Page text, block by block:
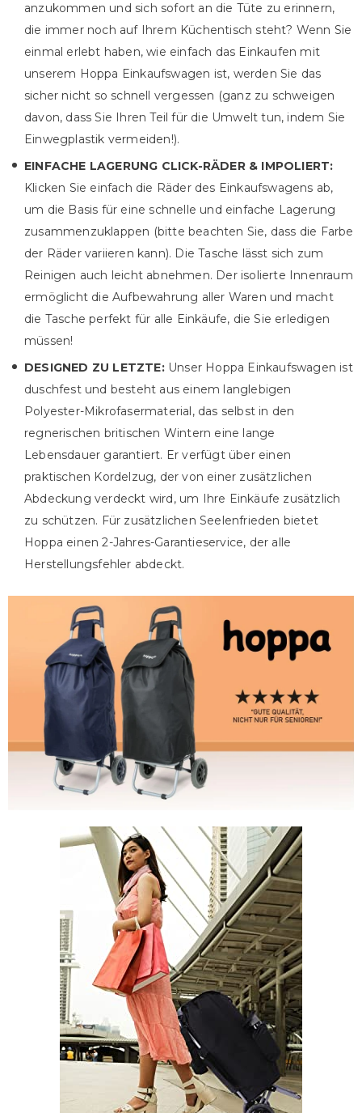
anzukommen und sich sofort an die Tüte zu erinnern,
die immer noch auf Ihrem Küchentisch steht? Wenn Sie
einmal erlebt haben, wie einfach das Einkaufen mit
unserem Hoppa Einkaufswagen ist, werden Sie das
sicher nicht so schnell vergessen (ganz zu schweigen
davon, dass Sie Ihren Teil für die Umwelt tun, indem Sie
Einwegplastik vermeiden!).
EINFACHE LAGERUNG CLICK-RÄDER & IMPOLIERT:
Klicken Sie einfach die Räder des Einkaufswagens ab,
um die Basis für eine schnelle und einfache Lagerung
zusammenzuklappen (bitte beachten Sie, dass die Farbe
der Räder variieren kann). Die Tasche lässt sich zum
Reinigen auch leicht abnehmen. Der isolierte Innenraum
ermöglicht die Aufbewahrung aller Waren und macht
die Tasche perfekt für alle Einkäufe, die Sie erledigen
müssen!
DESIGNED ZU LETZTE:Unser Hoppa Einkaufswagen ist
duschfest und besteht aus einem langlebigen
Polyester-Mikrofasermaterial, das selbst in den
regnerischen britischen Wintern eine lange
Lebensdauer garantiert. Er verfügt über einen
praktischen Kordelzug, der von einer zusätzlichen
Abdeckung verdeckt wird, um Ihre Einkäufe zusätzlich
zu schützen. Für zusätzlichen Seelenfrieden bietet
Hoppa einen 2-Jahres-Garantieservice, der alle
Herstellungsfehler abdeckt.